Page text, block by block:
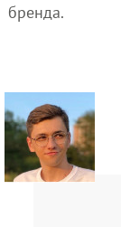
бренда.